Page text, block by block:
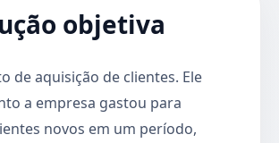
objetiva
de aquisição de clientes. Ele
a empresa gastou para
novos em um período,